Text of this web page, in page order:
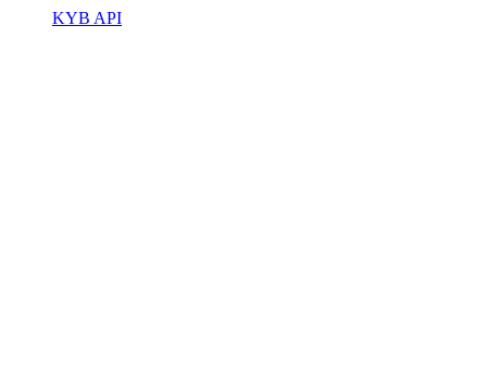
KYB API